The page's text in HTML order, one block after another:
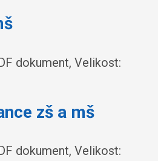
dokument, Velikost:
zš a mš
dokument, Velikost: